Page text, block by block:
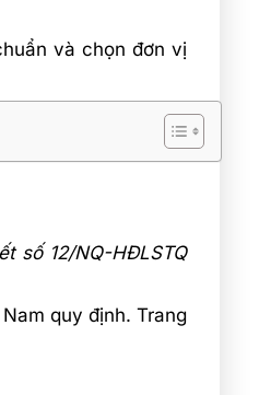
và chọn đơn vị
số 12/NQ-HĐLSTQ
quy định. Trang